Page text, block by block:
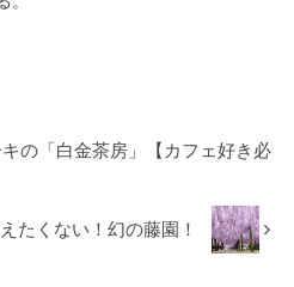
の「白金茶房」【カフェ好き必
たくない！幻の藤園！